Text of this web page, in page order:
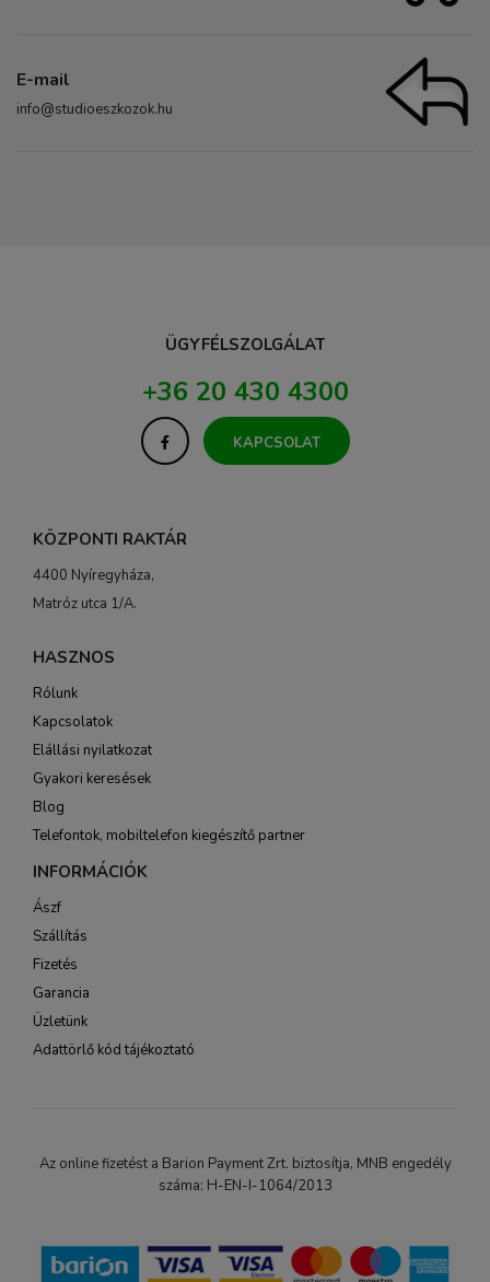
E-mail
info@studioeszkozok.hu
ÜGYFÉLSZOLGÁLAT
+36 20 430 4300
KAPCSOLAT
KÖZPONTI RAKTÁR
4400 Nyíregyháza,
Matróz utca 1/A.
HASZNOS
Rólunk
Kapcsolatok
Elállási nyilatkozat
Gyakori keresések
Blog
Telefontok, mobiltelefon kiegészítő partner
INFORMÁCIÓK
Ászf
Szállítás
Fizetés
Garancia
Üzletünk
Adattörlő kód tájékoztató
Az online fizetést a Barion Payment Zrt. biztosítja, MNB engedély
száma: H-EN-I-1064/2013